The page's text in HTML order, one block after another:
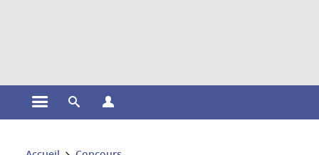
Ouvrir le menu principal
Ouvrir le moteur de recherche